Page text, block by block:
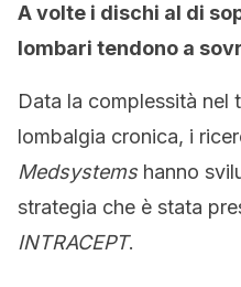
A volte i dischi al di
lombari tendono a
Data la complessità nel
lombalgia cronica, i
Medsystems hanno
strategia che è stata
INTRACEPT.